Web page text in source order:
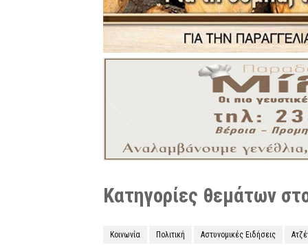
Κατηγορίες θεμάτων
Κοινωνία Πολιτική Αστυνομικές Ειδήσεις